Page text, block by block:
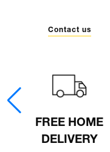
Contact us
FREE HOME
DELIVERY